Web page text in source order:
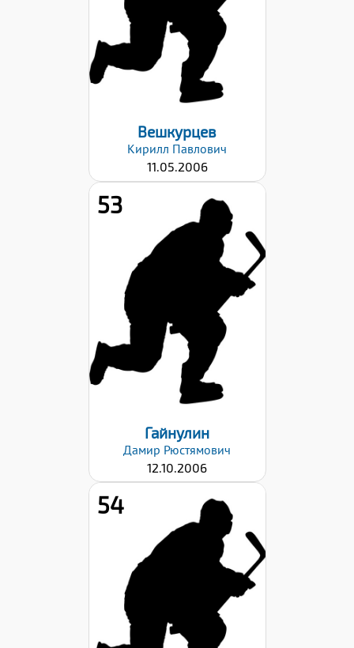
Левый
Дата заявки:
29.08.2022
Вешкурцев
Кирилл Павлович
11.05.2006
53
Рост:
Правый
Дата заявки:
29.08.2022
Гайнулин
Дамир Рюстямович
12.10.2006
54
Рост:
Левый